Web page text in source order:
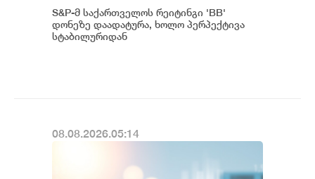
განმავლობაში საშუალოდ 8.3%
შეადგინა, რაც მსოფლიოში ერთ-
ერთი ყველაზე მაღალი
S&P-მ საქართველოს რეიტინგი 'BB'
დონეზე დაადატურა, ხოლო პერპექტივა
სტაბილურიდან
08.08.2026.05:14